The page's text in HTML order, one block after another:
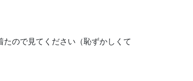
たので見てください（恥ずかしくて